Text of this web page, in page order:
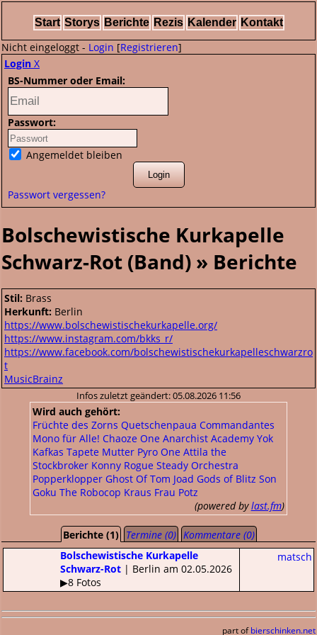
Start Storys Berichte Rezis Kalender Kontakt
Nicht eingeloggt - Login [Registrieren]
Login X
BS-Nummer oder Email:
Passwort:
Angemeldet bleiben
Passwort vergessen?
Bolschewistische Kurkapelle
Schwarz-Rot (Band) » Berichte
Stil: Brass
Herkunft: Berlin
https://www.bolschewistischekurkapelle.org/
https://www.instagram.com/bkks_r/
https://www.facebook.com/bolschewistischekurkapelleschwarzro
t
MusicBrainz
Infos zuletzt geändert: 05.08.2026 11:56
Wird auch gehört:
Früchte des Zorns Quetschenpaua Commandantes
Mono für Alle! Chaoze One Anarchist Academy Yok
Kafkas Tapete Mutter Pyro One Attila the
Stockbroker Konny Rogue Steady Orchestra
Popperklopper Ghost Of Tom Joad Gods of Blitz Son
Goku The Robocop Kraus Frau Potz
(powered bylast.fm)
Berichte (1) Termine (0)
Kommentare (0)
matsch
Bolschewistische Kurkapelle
Schwarz-Rot | Berlin am 02.05.2026
▶8 Fotos
part of bierschinken.net